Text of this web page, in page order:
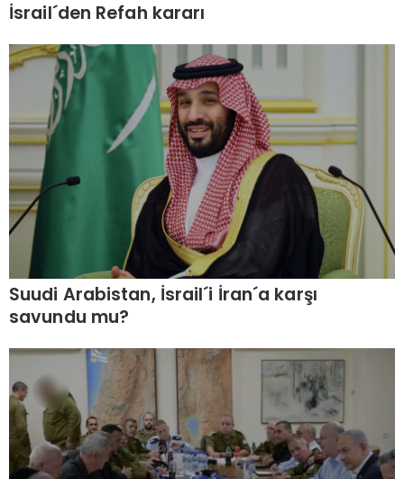
İsrail´den Refah kararı
Suudi Arabistan, İsrail´i İran´a karşı
savundu mu?